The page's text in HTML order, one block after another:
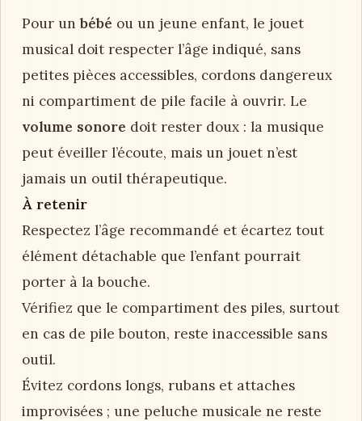
Pour unbébé ou un jeune enfant, le jouet
musical doit respecter l’âge indiqué, sans
petites pièces accessibles, cordons dangereux
ni compartiment de pile facile à ouvrir. Le
volume sonore doit rester doux : la musique
peut éveiller l’écoute, mais un jouet n’est
jamais un outil thérapeutique.
À retenir
Respectez l’âge recommandé et écartez tout
élément détachable que l’enfant pourrait
porter à la bouche.
Vérifiez que le compartiment des piles, surtout
en cas de pile bouton, reste inaccessible sans
outil.
Évitez cordons longs, rubans et attaches
improvisées ; une peluche musicale ne reste